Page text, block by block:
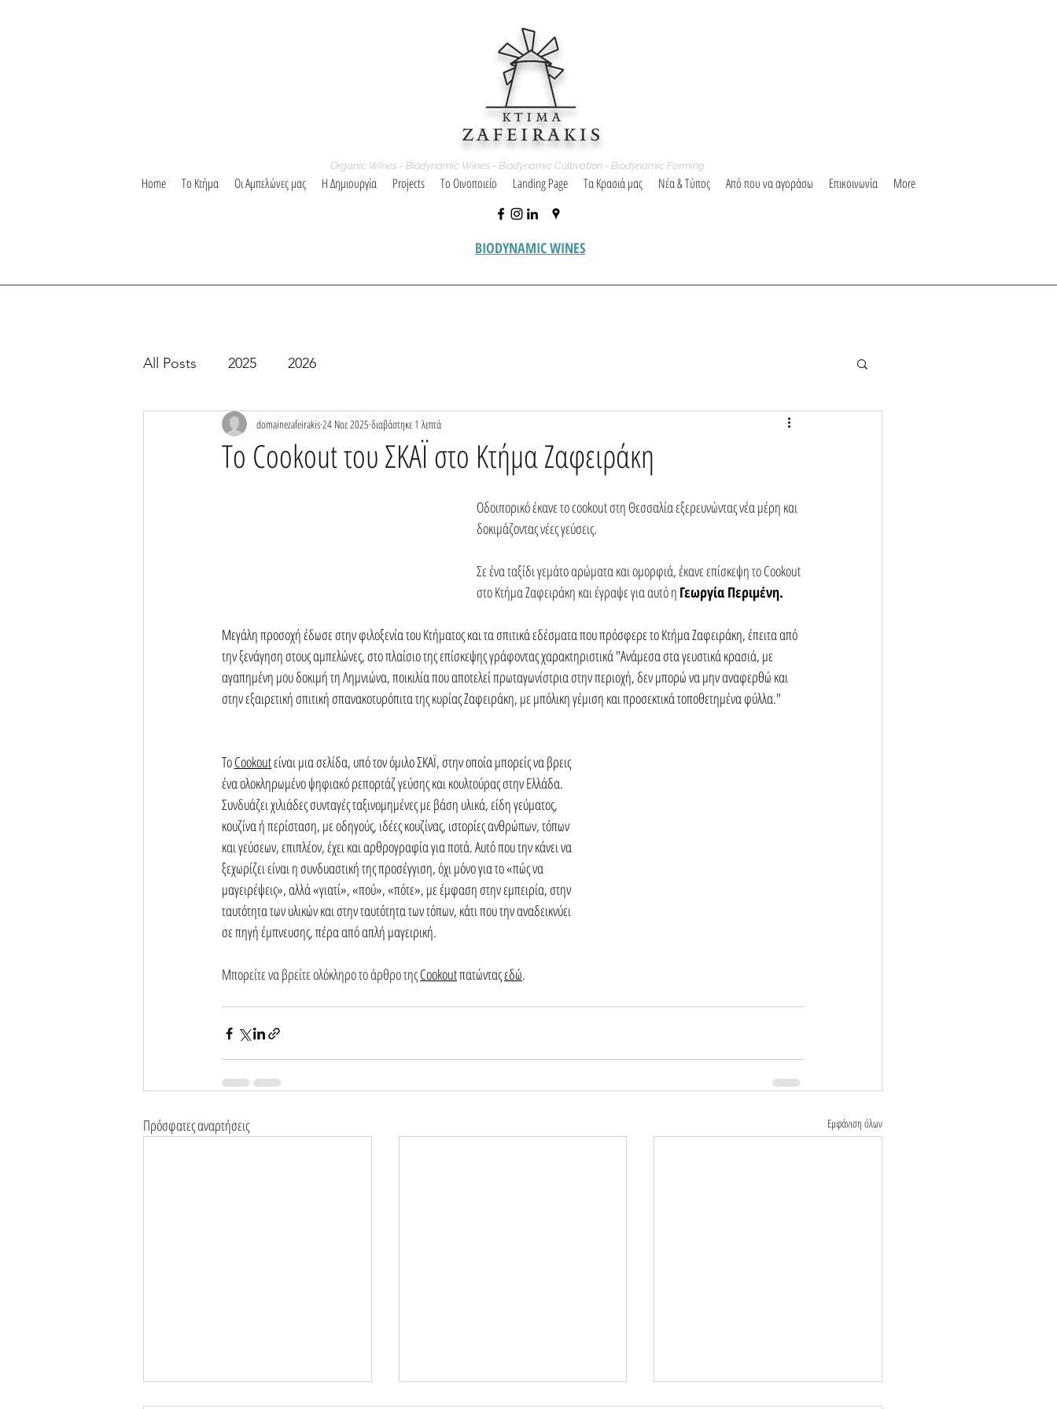
Organic Wines - Biodynamic Wines - Biodynamic Cultivation - Biodynamic Farming
Home Το Κτήμα Οι Αμπελώνες μας Η Δημιουργία Projects Το Οινοποιείο Landing Page Τα Κρασιά μας Νέα & Τύπος Από που να αγοράσω Επικοινωνία More
BIODYNAMIC WINES
All Posts 2025 2026
Το Cookout του ΣΚΑΪ στο Κτήμα Ζαφειράκη
domainezafeirakis24 Νοε 2025 διαβάστηκε 1 λεπτά
Οδοιπορικό έκανε το cookout στη Θεσσαλία εξερευνώντας νέα μέρη και
δοκιμάζοντας νέες γεύσεις.
Σε ένα ταξίδι γεμάτο αρώματα και ομορφιά, έκανε επίσκεψη το Cookout
στο Κτήμα Ζαφειράκη και έγραψε για αυτό η Γεωργία Περιμένη.
Μεγάλη προσοχή έδωσε στην φιλοξενία του Κτήματος και τα σπιτικά εδέσματα που πρόσφερε το Κτήμα Ζαφειράκη, έπειτα από
την ξενάγηση στους αμπελώνες, στο πλαίσιο της επίσκεψης γράφοντας χαρακτηριστικά "Ανάμεσα στα γευστικά κρασιά, με
αγαπημένη μου δοκιμή τη Λημνιώνα, ποικιλία που αποτελεί πρωταγωνίστρια στην περιοχή, δεν μπορώ να μην αναφερθώ και
στην εξαιρετική σπιτική σπανακοτυρόπιτα της κυρίας Ζαφειράκη, με μπόλικη γέμιση και προσεκτικά τοποθετημένα φύλλα."
Το Cookout είναι μια σελίδα, υπό τον όμιλο ΣΚΑΪ, στην οποία μπορείς να βρεις
ένα ολοκληρωμένο ψηφιακό ρεπορτάζ γεύσης και κουλτούρας στην Ελλάδα.
Συνδυάζει χιλιάδες συνταγές ταξινομημένες με βάση υλικά, είδη γεύματος,
κουζίνα ή περίσταση, με οδηγούς, ιδέες κουζίνας, ιστορίες ανθρώπων, τόπων
και γεύσεων, επιπλέον, έχει και αρθρογραφία για ποτά. Αυτό που την κάνει να
ξεχωρίζει είναι η συνδυαστική της προσέγγιση, όχι μόνο για το «πώς να
μαγειρέψεις», αλλά «γιατί», «πού», «πότε», με έμφαση στην εμπειρία, στην
ταυτότητα των υλικών και στην ταυτότητα των τόπων, κάτι που την αναδεικνύει
σε πηγή έμπνευσης, πέρα από απλή μαγειρική.
Μπορείτε να βρείτε ολόκληρο το άρθρο της Cookout πατώντας εδώ.
Πρόσφατες αναρτήσεις Εμφάνιση όλων